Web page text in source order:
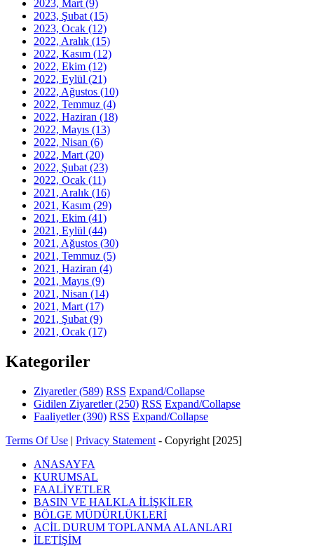
2023, Mart (9)
2023, Şubat (15)
2023, Ocak (12)
2022, Aralık (15)
2022, Kasım (12)
2022, Ekim (12)
2022, Eylül (21)
2022, Ağustos (10)
2022, Temmuz (4)
2022, Haziran (18)
2022, Mayıs (13)
2022, Nisan (6)
2022, Mart (20)
2022, Şubat (23)
2022, Ocak (11)
2021, Aralık (16)
2021, Kasım (29)
2021, Ekim (41)
2021, Eylül (44)
2021, Ağustos (30)
2021, Temmuz (5)
2021, Haziran (4)
2021, Mayıs (9)
2021, Nisan (14)
2021, Mart (17)
2021, Şubat (9)
2021, Ocak (17)
Kategoriler
Ziyaretler(589) RSS Expand/Collapse
Gidilen Ziyaretler(250) RSS Expand/Collapse
Faaliyetler(390) RSS Expand/Collapse
Terms Of Use | Privacy Statement - Copyright [2025]
ANASAYFA
KURUMSAL
FAALİYETLER
BASIN VE HALKLA İLİŞKİLER
BÖLGE MÜDÜRLÜKLERİ
ACİL DURUM TOPLANMA ALANLARI
İLETİŞİM